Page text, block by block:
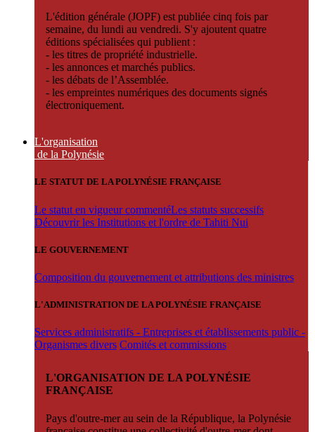
L'édition générale (JOPF) est publiée cinq fois par
semaine, du lundi au vendredi. S'y ajoutent quatre
éditions spécialisées qui publient :
- les titres de propriété industrielle.
- les annonces et marchés publics.
- les débats de l’Assemblée.
- les empreintes numériques des documents signés
électroniquement.
L'organisation
de la Polynésie
LE STATUT DE LA POLYNÉSIE FRANÇAISE
Le statut en vigueur commentéLes statuts successifs
Découvrir les Institutions et l'ordre de Tahiti Nui
LE GOUVERNEMENT
Composition du gouvernement et attributions des ministres
L'ADMINISTRATION DE LA POLYNÉSIE FRANÇAISE
Services administratifs - Entreprises et établissements public -
Organismes divers Comités et commissions
L'ORGANISATION DE LA POLYNÉSIE
FRANÇAISE
Pays d'outre-mer au sein de la République, la Polynésie